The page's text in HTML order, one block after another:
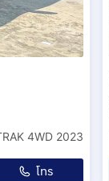
4WD 2023
โทร